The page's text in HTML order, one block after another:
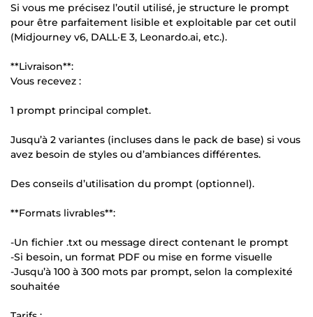
Si vous me précisez l’outil utilisé, je structure le prompt
pour être parfaitement lisible et exploitable par cet outil
(Midjourney v6, DALL·E 3, Leonardo.ai, etc.).
**Livraison**:
Vous recevez :
1 prompt principal complet.
Jusqu’à 2 variantes (incluses dans le pack de base) si vous
avez besoin de styles ou d’ambiances différentes.
Des conseils d’utilisation du prompt (optionnel).
**Formats livrables**:
-Un fichier .txt ou message direct contenant le prompt
-Si besoin, un format PDF ou mise en forme visuelle
-Jusqu’à 100 à 300 mots par prompt, selon la complexité
souhaitée